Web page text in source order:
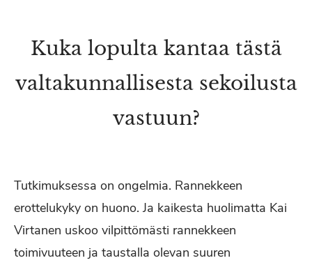
Kuka lopulta kantaa tästä
valtakunnallisesta sekoilusta
vastuun?
Tutkimuksessa on ongelmia. Rannekkeen
erottelukyky on huono. Ja kaikesta huolimatta Kai
Virtanen uskoo vilpittömästi rannekkeen
toimivuuteen ja taustalla olevan suuren